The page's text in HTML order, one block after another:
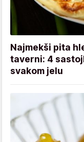
Najmekši pita
taverni: 4
svakom jelu